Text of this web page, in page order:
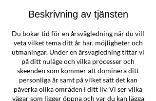
Beskrivning av tjänsten
Du bokar tid för en årsvägledning när du vill
veta vilket tema ditt år har, möjligheter och
utmaningar. Under en årsvägledning tittar vi
på ditt nuläge och vilka processer och
skeenden som kommer att dominera ditt
personliga år samt på vilket sätt det kan
påverka olika områden i ditt liv. Vi ser vilka
vägar som ligger öppna och var du kan lägga